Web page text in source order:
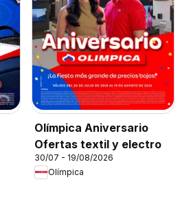
Olímpica Aniversario
Ofertas textil y electro
30/07 - 19/08/2026
Olímpica